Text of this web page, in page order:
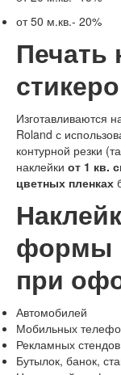
от 50 м.кв.- 20%
Печать
Изготавливаются
Roland с
контурной резки
наклейки от 1 кв.
цветных пленках
формы
при
Автомобилей
Мобильных
Рекламных
Бутылок, банок,